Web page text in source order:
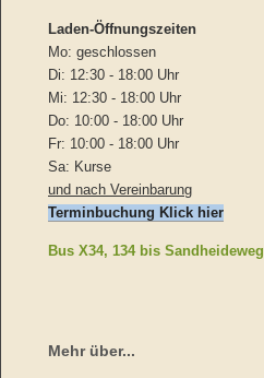
Laden-Öffnungszeiten
Mo: geschlossen
Di: 12:30 - 18:00 Uhr
Mi: 12:30 - 18:00 Uhr
Do: 10:00 - 18:00 Uhr
Fr: 10:00 - 18:00 Uhr
Sa: Kurse
und nach Vereinbarung
Terminbuchung Klick hier
Bus X34, 134 bis Sandheideweg
Mehr über...